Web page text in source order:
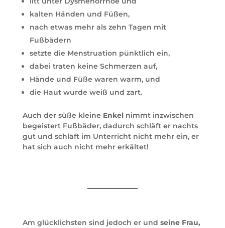
kalten Händen und Füßen,
nach etwas mehr als zehn Tagen mit
Fußbädern
setzte die Menstruation pünktlich ein,
dabei traten keine Schmerzen auf,
Hände und Füße waren warm, und
die Haut wurde weiß und zart.
Auch der süße kleine Enkelnimmt inzwischen
begeistert Fußbäder, dadurch schläft er nachts
gut und schläft im Unterricht nicht mehr ein, er
hat sich auch nicht mehr erkältet!
Am glücklichsten sind jedoch er und seine Frau,